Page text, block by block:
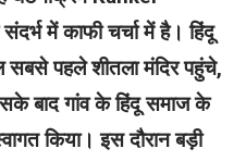
में काफी चर्चा में है। हिंदू
सबसे पहले शीतला मंदिर पहुंचे,
बाद गांव के हिंदू समाज के
किया। इस दौरान बड़ी